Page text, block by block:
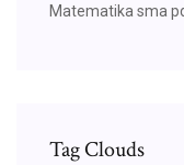
Matematika sma
Tag Clouds